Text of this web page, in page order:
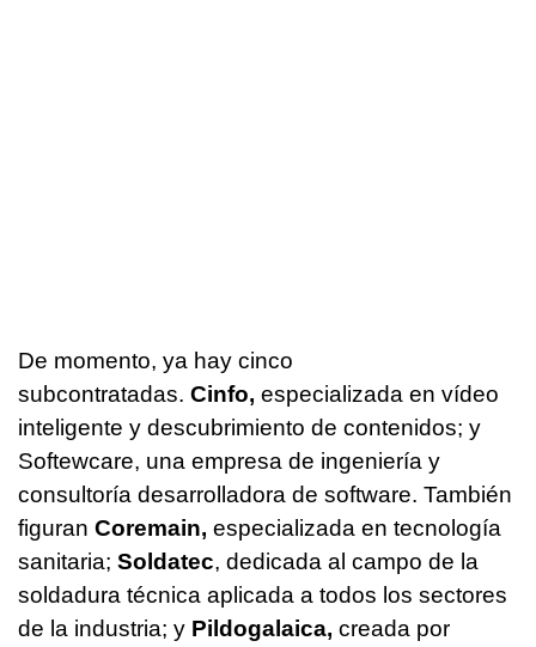
De momento, ya hay cinco
subcontratadas. Cinfo, especializada en vídeo
inteligente y descubrimiento de contenidos; y
Softewcare, una empresa de ingeniería y
consultoría desarrolladora de software. También
figuran Coremain, especializada en tecnología
sanitaria; Soldatec, dedicada al campo de la
soldadura técnica aplicada a todos los sectores
de la industria; y Pildogalaica, creada por